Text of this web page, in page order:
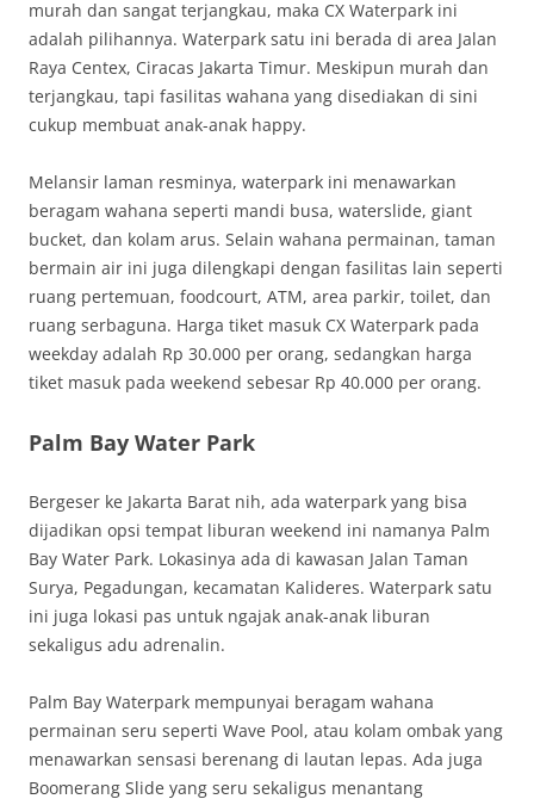
murah dan sangat terjangkau, maka CX Waterpark ini
adalah pilihannya. Waterpark satu ini berada di area Jalan
Raya Centex, Ciracas Jakarta Timur. Meskipun murah dan
terjangkau, tapi fasilitas wahana yang disediakan di sini
cukup membuat anak-anak happy.
Melansir laman resminya, waterpark ini menawarkan
beragam wahana seperti mandi busa, waterslide, giant
bucket, dan kolam arus. Selain wahana permainan, taman
bermain air ini juga dilengkapi dengan fasilitas lain seperti
ruang pertemuan, foodcourt, ATM, area parkir, toilet, dan
ruang serbaguna. Harga tiket masuk CX Waterpark pada
weekday adalah Rp 30.000 per orang, sedangkan harga
tiket masuk pada weekend sebesar Rp 40.000 per orang.
Palm Bay Water Park
Bergeser ke Jakarta Barat nih, ada waterpark yang bisa
dijadikan opsi tempat liburan weekend ini namanya Palm
Bay Water Park. Lokasinya ada di kawasan Jalan Taman
Surya, Pegadungan, kecamatan Kalideres. Waterpark satu
ini juga lokasi pas untuk ngajak anak-anak liburan
sekaligus adu adrenalin.
Palm Bay Waterpark mempunyai beragam wahana
permainan seru seperti Wave Pool, atau kolam ombak yang
menawarkan sensasi berenang di lautan lepas. Ada juga
Boomerang Slide yang seru sekaligus menantang